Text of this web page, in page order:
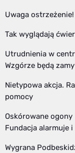
Uwaga ostrzeżenie!
Tak wyglądają
Utrudnienia w
Wzgórze będą
Nietypowa akcja.
pomocy
Oskórowane
Fundacja alarmuje
Wygrana